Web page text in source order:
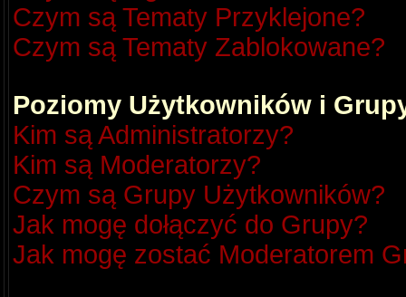
Czym są Tematy Przyklejone?
Czym są Tematy Zablokowane?
Poziomy Użytkowników i
Kim są Administratorzy?
Kim są Moderatorzy?
Czym są Grupy Użytkowników?
Jak mogę dołączyć do Grupy?
Jak mogę zostać Moderatorem